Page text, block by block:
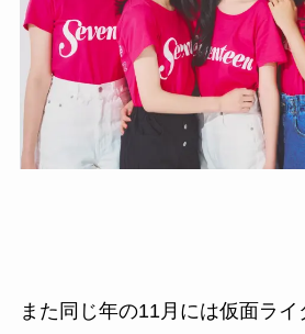
また同じ年の11月には仮面ラ